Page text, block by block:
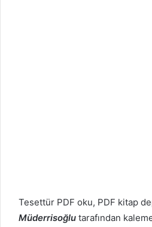
Tesettür PDF oku, PDF kitap
Müderrisoğlu tarafından